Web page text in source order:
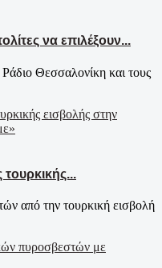
να επιλέξουν...
Θεσσαλονίκη και τους
τουρκικής...
από την τουρκική εισβολή